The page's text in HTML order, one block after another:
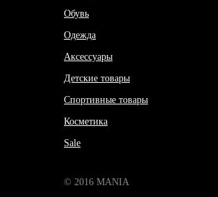
Обувь
Одежда
Аксессуары
Детские товары
Спортивные товары
Косметика
Sale
© 2016 MANIA